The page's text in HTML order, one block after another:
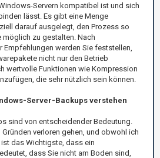
Servern kompatibel ist und sich
lässt. Es gibt eine Menge
darauf ausgelegt, den Prozess so
zu gestalten. Nach
werden Sie feststellen,
nicht nur den Betrieb
wertvolle Funktionen wie Kompression
die sehr nützlich sein können.
Server-Backups verstehen
sind von entscheidender Bedeutung.
verloren gehen, und obwohl ich
das Wichtigste, dass ein
dass Sie nicht am Boden sind,